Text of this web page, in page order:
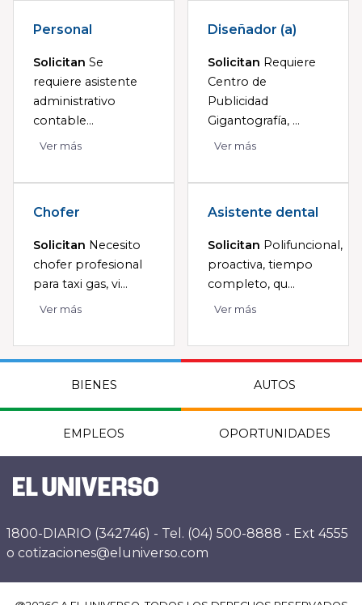
Personal
Solicitan Se
requiere asistente
administrativo
contable...
Ver más
Diseñador (a)
Solicitan Requiere
Centro de
Publicidad
Gigantografía, ...
Ver más
Chofer
Solicitan Necesito
chofer profesional
para taxi gas, vi...
Ver más
Asistente dental
Solicitan Polifuncional,
proactiva, tiempo
completo, qu...
Ver más
BIENES AUTOS
EMPLEOS OPORTUNIDADES
1800-DIARIO (342746) - Tel. (04) 500-8888 - Ext 4555
o cotizaciones@eluniverso.com